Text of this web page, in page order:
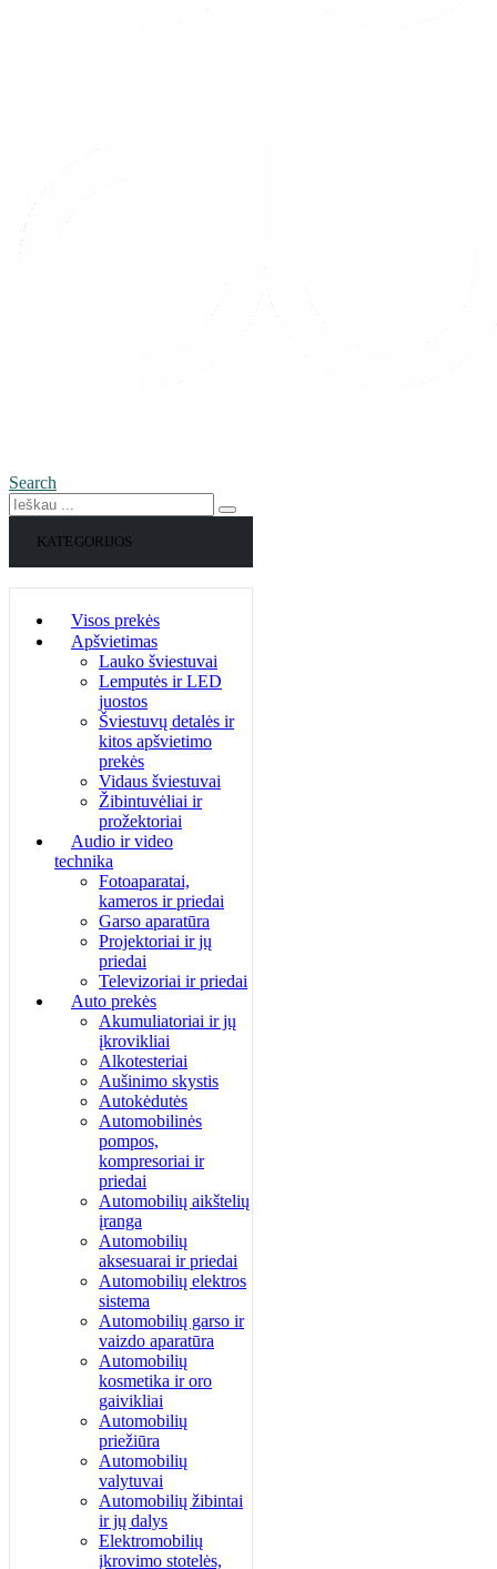
Search
KATEGORIJOS
Visos prekės
Apšvietimas
Lauko šviestuvai
Lemputės ir LED
juostos
Šviestuvų detalės ir
kitos apšvietimo
prekės
Vidaus šviestuvai
Žibintuvėliai ir
prožektoriai
Audio ir video
technika
Fotoaparatai,
kameros ir priedai
Garso aparatūra
Projektoriai ir jų
priedai
Televizoriai ir priedai
Auto prekės
Akumuliatoriai ir jų
įkrovikliai
Alkotesteriai
Aušinimo skystis
Autokėdutės
Automobilinės
pompos,
kompresoriai ir
priedai
Automobilių aikštelių
įranga
Automobilių
aksesuarai ir priedai
Automobilių elektros
sistema
Automobilių garso ir
vaizdo aparatūra
Automobilių
kosmetika ir oro
gaivikliai
Automobilių
priežiūra
Automobilių
valytuvai
Automobilių žibintai
ir jų dalys
Elektromobilių
įkrovimo stotelės,